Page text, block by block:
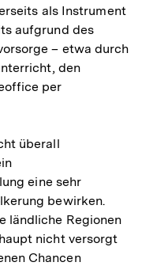
als Instrument
aufgrund des
– etwa durch
den
per
überall
eine sehr
bewirken.
ländliche Regionen
nicht versorgt
Chancen